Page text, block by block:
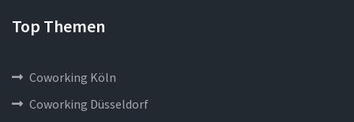
Top Themen
Coworking Köln
Coworking Düsseldorf